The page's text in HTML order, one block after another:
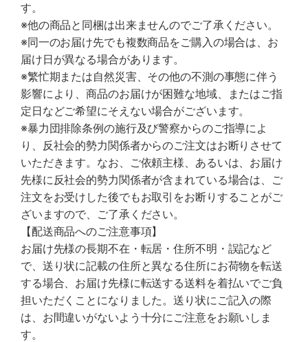
す。
※他の商品と同梱は出来ませんのでご了承ください。
※同一のお届け先でも複数商品をご購入の場合は、お
届け日が異なる場合があります。
※繁忙期または自然災害、その他の不測の事態に伴う
影響により、商品のお届けが困難な地域、またはご指
定日などご希望にそえない場合がございます。
※暴力団排除条例の施行及び警察からのご指導によ
り、反社会的勢力関係者からのご注文はお断りさせて
いただきます。なお、ご依頼主様、あるいは、お届け
先様に反社会的勢力関係者が含まれている場合は、ご
注文をお受けした後でもお取引をお断りすることがご
ざいますので、ご了承ください。
【配送商品へのご注意事項】
お届け先様の長期不在・転居・住所不明・誤記など
で、送り状に記載の住所と異なる住所にお荷物を転送
する場合、お届け先様に転送する送料を着払いでご負
担いただくことになりました。送り状にご記入の際
は、お間違いがないよう十分にご注意をお願いしま
す。